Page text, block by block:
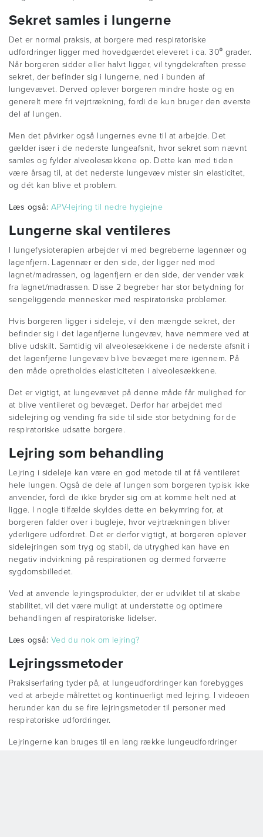
Sekret samles i lungerne
Det er normal praksis, at borgere med respiratoriske
udfordringer ligger med hovedgærdet eleveret i ca. 30⁰ grader.
Når borgeren sidder eller halvt ligger, vil tyngdekraften presse
sekret, der befinder sig i lungerne, ned i bunden af
lungevævet. Derved oplever borgeren mindre hoste og en
generelt mere fri vejrtrækning, fordi de kun bruger den øverste
del af lungen.
Men det påvirker også lungernes evne til at arbejde. Det
gælder især i de nederste lungeafsnit, hvor sekret som nævnt
samles og fylder alveolesækkene op. Dette kan med tiden
være årsag til, at det nederste lungevæv mister sin elasticitet,
og dét kan blive et problem.
Læs også: APV-lejring til nedre hygiejne
Lungerne skal ventileres
I lungefysioterapien arbejder vi med begreberne lagennær og
lagenfjern. Lagennær er den side, der ligger ned mod
lagnet/madrassen, og lagenfjern er den side, der vender væk
fra lagnet/madrassen. Disse 2 begreber har stor betydning for
sengeliggende mennesker med respiratoriske problemer.
Hvis borgeren ligger i sideleje, vil den mængde sekret, der
befinder sig i det lagenfjerne lungevæv, have nemmere ved at
blive udskilt. Samtidig vil alveolesækkene i de nederste afsnit i
det lagenfjerne lungevæv blive bevæget mere igennem. På
den måde opretholdes elasticiteten i alveolesækkene.
Det er vigtigt, at lungevævet på denne måde får mulighed for
at blive ventileret og bevæget. Derfor har arbejdet med
sidelejring og vending fra side til side stor betydning for de
respiratoriske udsatte borgere.
Lejring som behandling
Lejring i sideleje kan være en god metode til at få ventileret
hele lungen. Også de dele af lungen som borgeren typisk ikke
anvender, fordi de ikke bryder sig om at komme helt ned at
ligge. I nogle tilfælde skyldes dette en bekymring for, at
borgeren falder over i bugleje, hvor vejrtrækningen bliver
yderligere udfordret. Det er derfor vigtigt, at borgeren oplever
sidelejringen som tryg og stabil, da utryghed kan have en
negativ indvirkning på respirationen og dermed forværre
sygdomsbilledet.
Ved at anvende lejringsprodukter, der er udviklet til at skabe
stabilitet, vil det være muligt at understøtte og optimere
behandlingen af respiratoriske lidelser.
Læs også: Ved du nok om lejring?
Lejringssmetoder
Praksiserfaring tyder på, at lungeudfordringer kan forebygges
ved at arbejde målrettet og kontinuerligt med lejring. I videoen
herunder kan du se fire lejringsmetoder til personer med
respiratoriske udfordringer.
Lejringerne kan bruges til en lang række lungeudfordringer